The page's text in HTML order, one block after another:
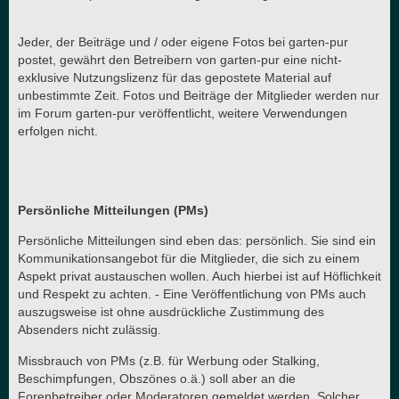
Jeder, der Beiträge und / oder eigene Fotos bei garten-pur
postet, gewährt den Betreibern von garten-pur eine nicht-
exklusive Nutzungslizenz für das gepostete Material auf
unbestimmte Zeit. Fotos und Beiträge der Mitglieder werden nur
im Forum garten-pur veröffentlicht, weitere Verwendungen
erfolgen nicht.
Persönliche Mitteilungen (PMs)
Persönliche Mitteilungen sind eben das: persönlich. Sie sind ein
Kommunikationsangebot für die Mitglieder, die sich zu einem
Aspekt privat austauschen wollen. Auch hierbei ist auf Höflichkeit
und Respekt zu achten. - Eine Veröffentlichung von PMs auch
auszugsweise ist ohne ausdrückliche Zustimmung des
Absenders nicht zulässig.
Missbrauch von PMs (z.B. für Werbung oder Stalking,
Beschimpfungen, Obszönes o.ä.) soll aber an die
Forenbetreiber oder Moderatoren gemeldet werden. Solcher